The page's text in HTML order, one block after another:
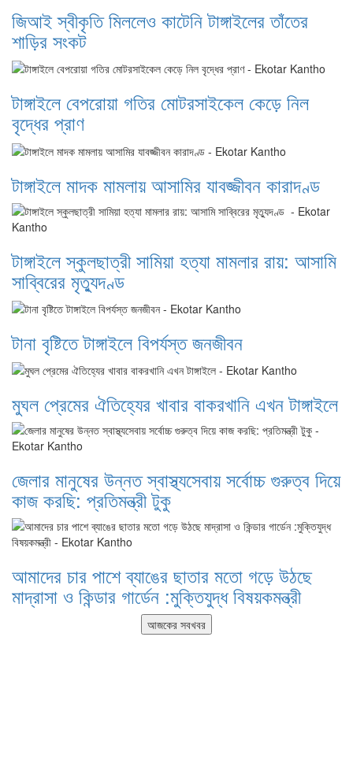
জিআই স্বীকৃতি মিললেও কাটেনি টাঙ্গাইলের তাঁতের
শাড়ির সংকট
টাঙ্গাইলে বেপরোয়া গতির মোটরসাইকেল কেড়ে নিল
বৃদ্ধের প্রাণ
টাঙ্গাইলে মাদক মামলায় আসামির যাবজ্জীবন কারাদণ্ড
টাঙ্গাইলে স্কুলছাত্রী সামিয়া হত্যা মামলার রায়: আসামি
সাব্বিরের মৃত্যুদণ্ড
টানা বৃষ্টিতে টাঙ্গাইলে বিপর্যস্ত জনজীবন
মুঘল প্রেমের ঐতিহ্যের খাবার বাকরখানি এখন টাঙ্গাইলে
জেলার মানুষের উন্নত স্বাস্থ্যসেবায় সর্বোচ্চ গুরুত্ব দিয়ে
কাজ করছি: প্রতিমন্ত্রী টুকু
আমাদের চার পাশে ব্যাঙের ছাতার মতো গড়ে উঠছে
মাদ্রাসা ও কিন্ডার গার্ডেন :মুক্তিযুদ্ধ বিষয়কমন্ত্রী